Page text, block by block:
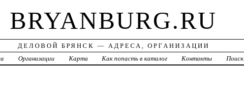
BRYANBURG.RU
ДЕЛОВОЙ БРЯНСК — АДРЕСА, ОРГАНИЗАЦИИ
Организации Карта Как попасть в каталог Контакты Поиск